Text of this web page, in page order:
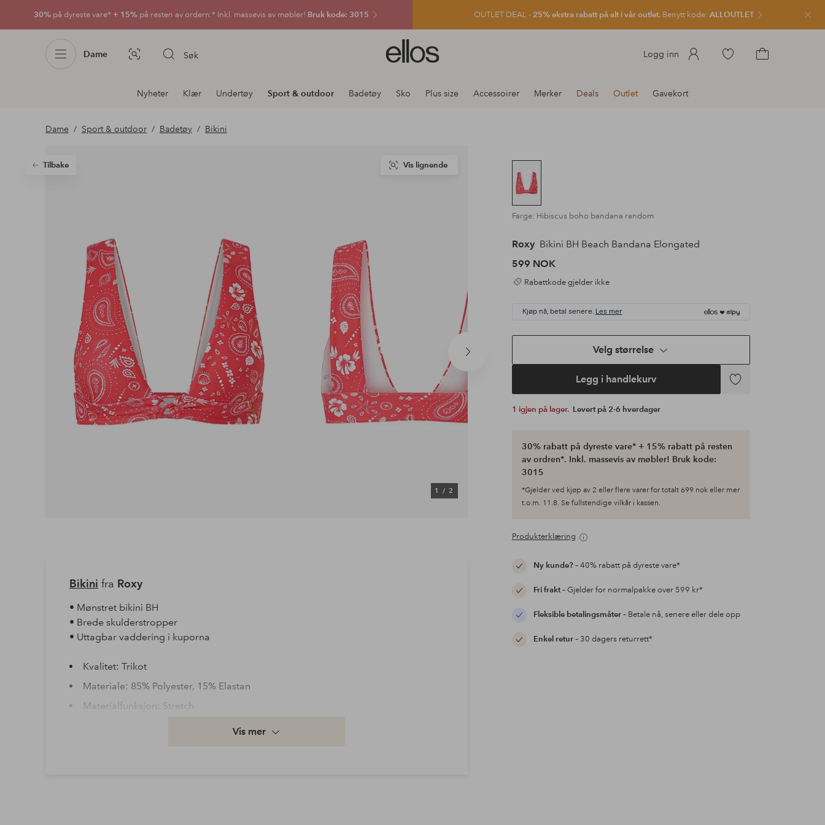
30% på dyreste vare* + 15% på resten av ordern.* Inkl. massevis av møbler! Bruk kode: 3015 OUTLET DEAL - 25% ekstra rabatt på alt i vår outlet. Benytt kode: ALLOUTLET Lukk
Dame Bildesøk Søk
Ellos
logo
gå
Logg inn
Gå
Avdelingsnavigering
Nyheter Klær Undertøy Sport & outdoor Badetøy Sko Plus size Accessoirer Merker Deals Outlet Gavekort
Dame Sport & outdoor Badetøy Bikini
Tilbake
Neste
1/ 2
Vis lignende
Farge: Hibiscus boho bandana random
Roxy Bikini BH Beach Bandana Elongated
599 NOK
Rabattkode gjelder ikke
Kjøp nå, betal senere. Les mer
Velg størrelse
Legg i handlekurv
Legg
1 igjen på lager. Levert på 2-6 hverdager
30% rabatt på dyreste vare* + 15% rabatt på resten
av ordren*. Inkl. massevis av møbler! Bruk kode:
3015
*Gjelder ved kjøp av 2 eller flere varer for totalt 699 nok eller mer
t.o.m. 11.8. Se fullstendige vilkår i kassen.
Produkterklæring
Ny kunde?– 40% rabatt på dyreste vare*
Fri frakt– Gjelder for normalpakke over 599 kr*
Fleksible betalingsmåter– Betale nå, senere eller dele opp
Enkel retur– 30 dagers returrett*
Bikini fra Roxy
• Mønstret bikini BH
• Brede skulderstropper
• Uttagbar vaddering i kuporna
Kvalitet: Trikot
Materiale: 85% Polyester, 15% Elastan
Materialfunksjon: Stretch
Vis mer